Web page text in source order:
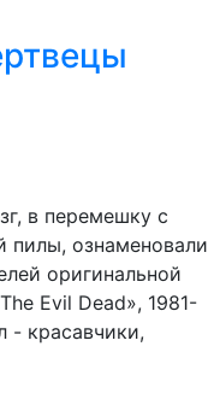
в перемешку с
пилы, ознаменовали
оригинальной
Evil Dead», 1981-
красавчики,